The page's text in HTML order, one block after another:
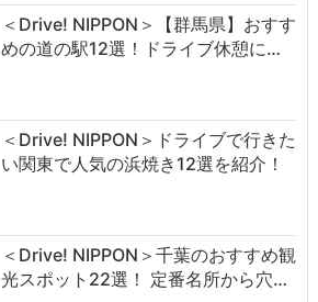
＜Drive! NIPPON＞【群馬県】おすす
めの道の駅12選！ドライブ休憩に…
＜Drive! NIPPON＞ドライブで行きた
い関東で人気の浜焼き12選を紹介！
＜Drive! NIPPON＞千葉のおすすめ観
光スポット22選！ 定番名所から穴…